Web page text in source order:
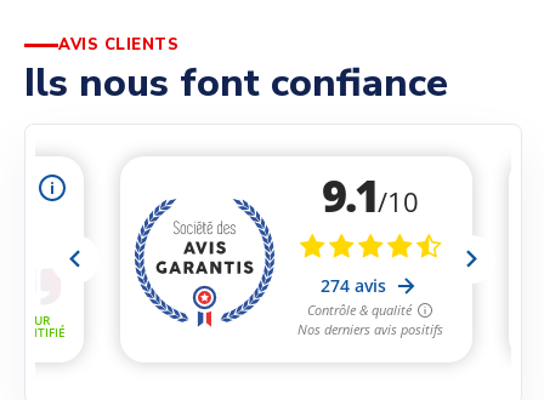
AVIS CLIENTS
Ils nous font confiance